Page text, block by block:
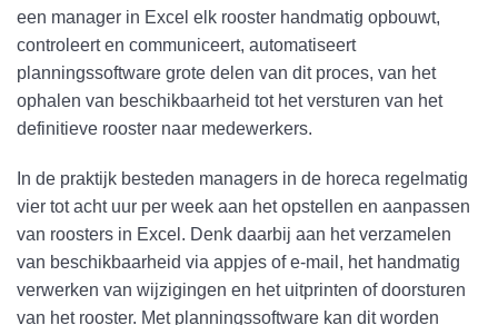
een manager in Excel elk rooster handmatig opbouwt,
controleert en communiceert, automatiseert
planningssoftware grote delen van dit proces, van het
ophalen van beschikbaarheid tot het versturen van het
definitieve rooster naar medewerkers.
In de praktijk besteden managers in de horeca regelmatig
vier tot acht uur per week aan het opstellen en aanpassen
van roosters in Excel. Denk daarbij aan het verzamelen
van beschikbaarheid via appjes of e-mail, het handmatig
verwerken van wijzigingen en het uitprinten of doorsturen
van het rooster. Met planningssoftware kan dit worden